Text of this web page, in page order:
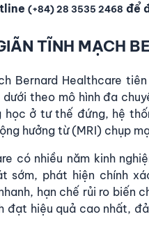
(+84) 28 3535 2468 để
TĨNH MẠCH
Bernard Healthcare
theo mô hình đa
học ở tư thế đứng, hệ
hưởng từ (MRI) chụp
có nhiều năm kinh
sớm, phát hiện chính
hạn chế rủi ro biến
đạt hiệu quả cao nhất,